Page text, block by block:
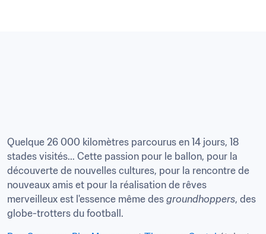
Quelque 26 000 kilomètres parcourus en 14 jours, 18
stades visités... Cette passion pour le ballon, pour la
découverte de nouvelles cultures, pour la rencontre de
nouveaux amis et pour la réalisation de rêves
merveilleux est l'essence même des groundhoppers, des
globe-trotters du football.